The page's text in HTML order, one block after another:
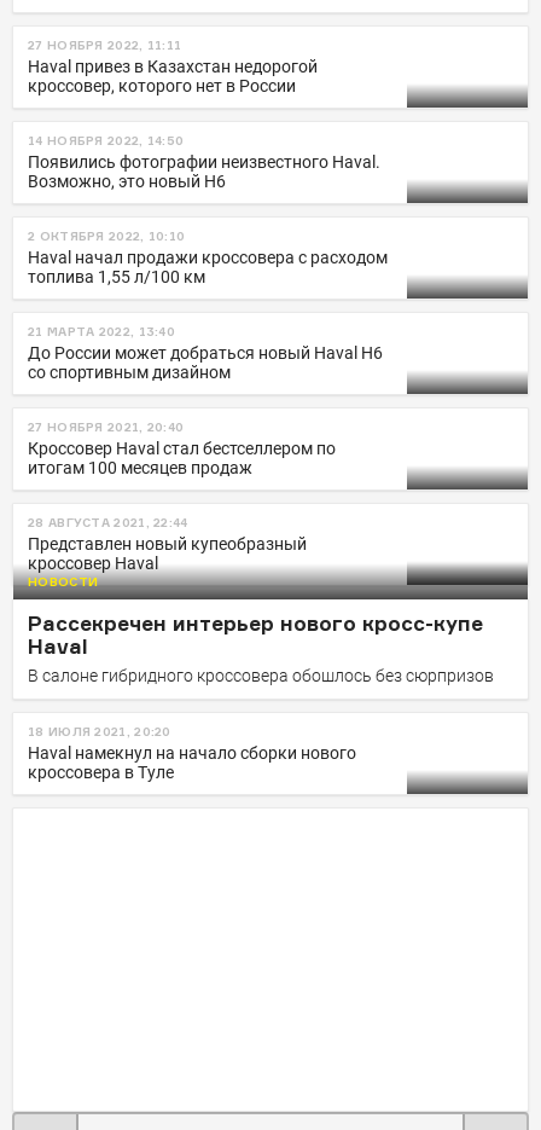
27 НОЯБРЯ 2022, 11:11
Haval привез в Казахстан недорогой
кроссовер, которого нет в России
14 НОЯБРЯ 2022, 14:50
Появились фотографии неизвестного Haval.
Возможно, это новый H6
2 ОКТЯБРЯ 2022, 10:10
Haval начал продажи кроссовера с расходом
топлива 1,55 л/100 км
21 МАРТА 2022, 13:40
До России может добраться новый Haval H6
со спортивным дизайном
27 НОЯБРЯ 2021, 20:40
Кроссовер Haval стал бестселлером по
итогам 100 месяцев продаж
28 АВГУСТА 2021, 22:44
Представлен новый купеобразный
кроссовер Haval
НОВОСТИ
Рассекречен интерьер нового кросс-купе
Haval
В салоне гибридного кроссовера обошлось без сюрпризов
18 ИЮЛЯ 2021, 20:20
Haval намекнул на начало сборки нового
кроссовера в Туле